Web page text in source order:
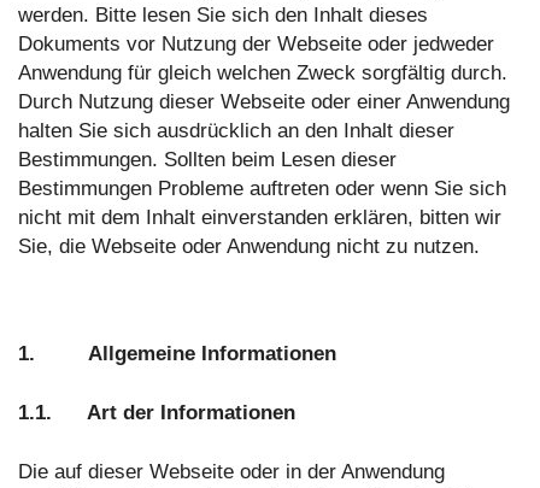
werden. Bitte lesen Sie sich den Inhalt dieses
Dokuments vor Nutzung der Webseite oder jedweder
Anwendung für gleich welchen Zweck sorgfältig durch.
Durch Nutzung dieser Webseite oder einer Anwendung
halten Sie sich ausdrücklich an den Inhalt dieser
Bestimmungen. Sollten beim Lesen dieser
Bestimmungen Probleme auftreten oder wenn Sie sich
nicht mit dem Inhalt einverstanden erklären, bitten wir
Sie, die Webseite oder Anwendung nicht zu nutzen.
1. Allgemeine Informationen
1.1. Art der Informationen
Die auf dieser Webseite oder in der Anwendung